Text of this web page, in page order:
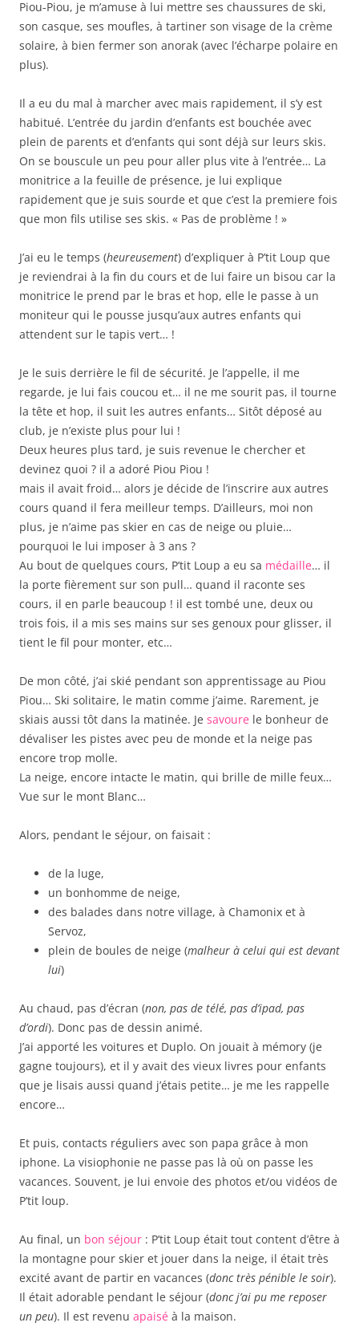
Piou-Piou, je m’amuse à lui mettre ses chaussures de ski,
son casque, ses moufles, à tartiner son visage de la crème
solaire, à bien fermer son anorak (avec l’écharpe polaire en
plus).
Il a eu du mal à marcher avec mais rapidement, il s’y est
habitué. L’entrée du jardin d’enfants est bouchée avec
plein de parents et d’enfants qui sont déjà sur leurs skis.
On se bouscule un peu pour aller plus vite à l’entrée… La
monitrice a la feuille de présence, je lui explique
rapidement que je suis sourde et que c’est la premiere fois
que mon fils utilise ses skis. « Pas de problème ! »
J’ai eu le temps (heureusement) d’expliquer à P’tit Loup que
je reviendrai à la fin du cours et de lui faire un bisou car la
monitrice le prend par le bras et hop, elle le passe à un
moniteur qui le pousse jusqu’aux autres enfants qui
attendent sur le tapis vert… !
Je le suis derrière le fil de sécurité. Je l’appelle, il me
regarde, je lui fais coucou et… il ne me sourit pas, il tourne
la tête et hop, il suit les autres enfants… Sitôt déposé au
club, je n’existe plus pour lui !
Deux heures plus tard, je suis revenue le chercher et
devinez quoi ? il a adoré Piou Piou !
mais il avait froid… alors je décide de l’inscrire aux autres
cours quand il fera meilleur temps. D’ailleurs, moi non
plus, je n’aime pas skier en cas de neige ou pluie…
pourquoi le lui imposer à 3 ans ?
Au bout de quelques cours, P’tit Loup a eu sa médaille… il
la porte fièrement sur son pull… quand il raconte ses
cours, il en parle beaucoup ! il est tombé une, deux ou
trois fois, il a mis ses mains sur ses genoux pour glisser, il
tient le fil pour monter, etc…
De mon côté, j’ai skié pendant son apprentissage au Piou
Piou… Ski solitaire, le matin comme j’aime. Rarement, je
skiais aussi tôt dans la matinée. Je savoure le bonheur de
dévaliser les pistes avec peu de monde et la neige pas
encore trop molle.
La neige, encore intacte le matin, qui brille de mille feux…
Vue sur le mont Blanc…
Alors, pendant le séjour, on faisait :
de la luge,
un bonhomme de neige,
des balades dans notre village, à Chamonix et à
Servoz,
plein de boules de neige (malheur à celui qui est devant
lui)
Au chaud, pas d’écran (non, pas de télé, pas d’ipad, pas
d’ordi). Donc pas de dessin animé.
J’ai apporté les voitures et Duplo. On jouait à mémory (je
gagne toujours), et il y avait des vieux livres pour enfants
que je lisais aussi quand j’étais petite… je me les rappelle
encore…
Et puis, contacts réguliers avec son papa grâce à mon
iphone. La visiophonie ne passe pas là où on passe les
vacances. Souvent, je lui envoie des photos et/ou vidéos de
P’tit loup.
Au final, un bon séjour : P’tit Loup était tout content d’être à
la montagne pour skier et jouer dans la neige, il était très
excité avant de partir en vacances (donc très pénible le soir).
Il était adorable pendant le séjour (donc j’ai pu me reposer
un peu). Il est revenu apaisé à la maison.